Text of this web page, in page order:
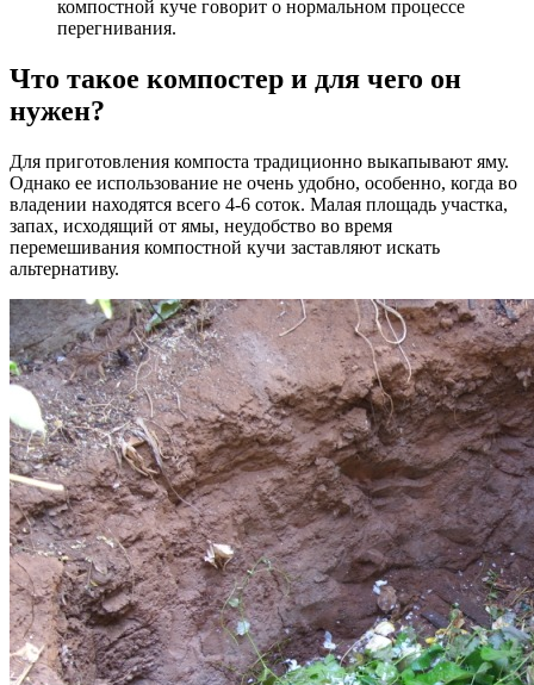
компостной куче говорит о нормальном процессе
перегнивания.
Что такое компостер и для чего он
нужен?
Для приготовления компоста традиционно выкапывают яму.
Однако ее использование не очень удобно, особенно, когда во
владении находятся всего 4-6 соток. Малая площадь участка,
запах, исходящий от ямы, неудобство во время
перемешивания компостной кучи заставляют искать
альтернативу.